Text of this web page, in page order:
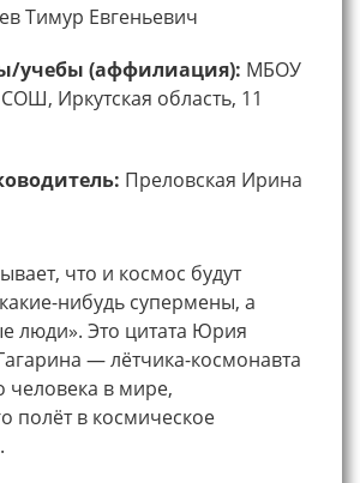
Тимур Евгеньевич
учебы (аффилиация): МБОУ
Иркутская область, 11
Преловская Ирина
что и космос будут
нибудь супермены, а
люди». Это цитата Юрия
— лётчика-космонавта
человека в мире,
полёт в космическое